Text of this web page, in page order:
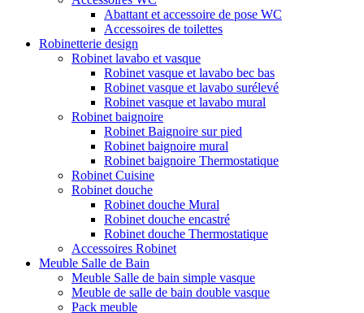
Abattant et accessoire de pose WC
Accessoires de toilettes
Robinetterie design
Robinet lavabo et vasque
Robinet vasque et lavabo bec bas
Robinet vasque et lavabo surélevé
Robinet vasque et lavabo mural
Robinet baignoire
Robinet Baignoire sur pied
Robinet baignoire mural
Robinet baignoire Thermostatique
Robinet Cuisine
Robinet douche
Robinet douche Mural
Robinet douche encastré
Robinet douche Thermostatique
Accessoires Robinet
Meuble Salle de Bain
Meuble Salle de bain simple vasque
Meuble de salle de bain double vasque
Pack meuble